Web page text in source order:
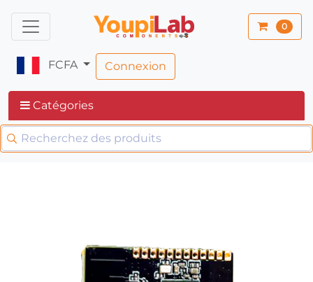
0
FCFA Connexion
Catégories